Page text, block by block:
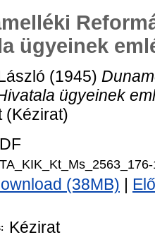
ügyeinek
(1945)
ügyeinek
(Kézirat)
(38MB)
Kézirat